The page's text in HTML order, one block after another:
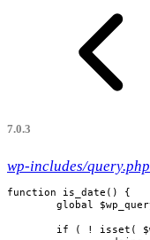
7.0.3
wp-includes/query.php
function is_date() {